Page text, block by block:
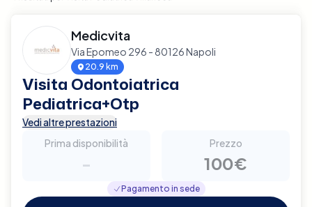
Medicvita
Via Epomeo 296 - 80126 Napoli
20.9 km
Visita Odontoiatrica
Pediatrica+Otp
Vedi altre prestazioni
Prima disponibilità
-
Prezzo
100€
Pagamento in sede